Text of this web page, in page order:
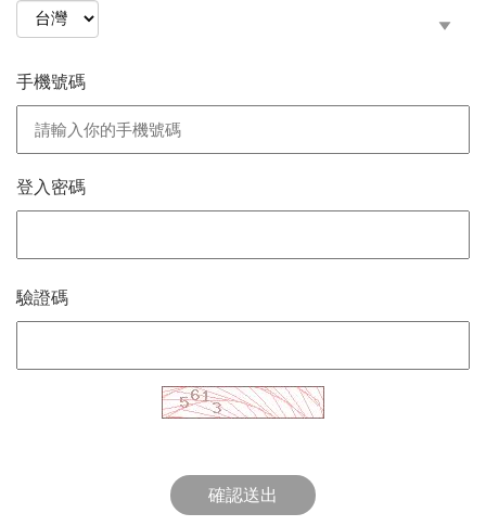
手機號碼
登入密碼
驗證碼
確認送出